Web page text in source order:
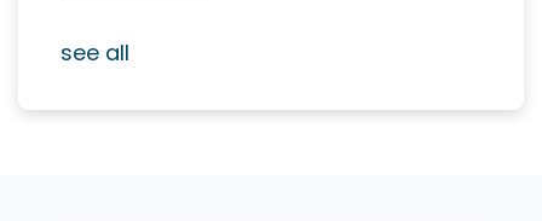
see all